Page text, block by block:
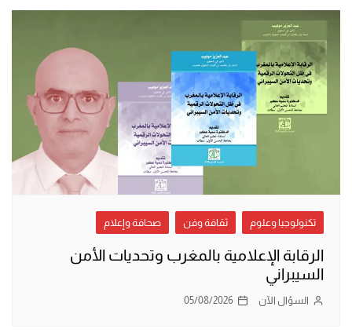
تكنولوجيا وعلوم ثقافة وفن صحافة وإعلام
الرقابة الإعلامية بالمغرب وتحديات الأمن
السيبراني
السؤال الآن 05/08/2026